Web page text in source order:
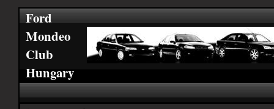
Ford
Mondeo
Club
Hungary